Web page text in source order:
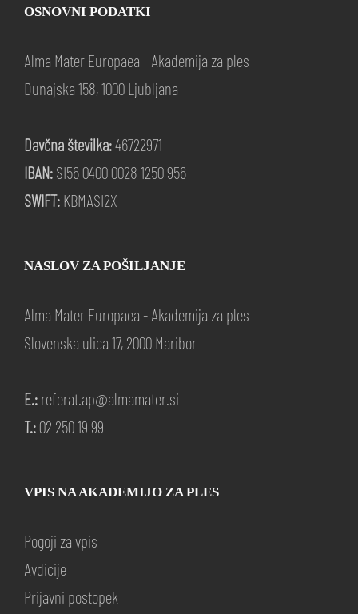
OSNOVNI PODATKI
Alma Mater Europaea - Akademija za ples
Dunajska 158, 1000 Ljubljana
Davčna številka:46722971
IBAN: SI56 0400 0028 1250 956
SWIFT: KBMASI2X
NASLOV ZA POŠILJANJE
Alma Mater Europaea - Akademija za ples
Slovenska ulica 17, 2000 Maribor
E.: referat.ap@almamater.si
T.: 02 250 19 99
VPIS NA AKADEMIJO ZA PLES
Pogoji za vpis
Avdicije
Prijavni postopek